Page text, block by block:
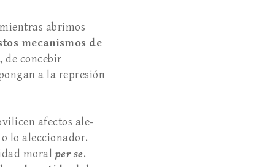
abrimos
mecanismos de
de concebir
a la represión
afectos ale­
lo aleccionador.
moral per se.